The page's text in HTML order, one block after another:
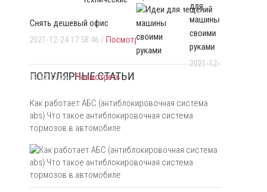
офисных помещений
Снять дешевый офис
2021-12-24 17:58:46 /Посмотреть
для
машины
своими
руками
2021-12-
19 22:19:26 /Посмотреть
ПОПУЛЯРНЫЕ СТАТЬИ
Как работает АБС (антиблокировочная система
abs) Что такое антиблокировочная система
тормозов в автомобиле